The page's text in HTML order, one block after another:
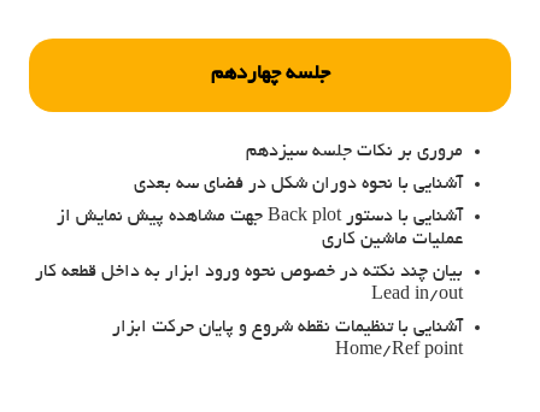
جلسه چهاردهم
مروری بر نکات جلسه سیزدهم
آشنایی با نحوه دوران شکل در فضای سه بعدی
آشنایی با دستور Back plot جهت مشاهده پیش نمایش از
عملیات ماشین کاری
بیان چند نکته در خصوص نحوه ورود ابزار به داخل قطعه کار
Lead in/out
آشنایی با تنظیمات نقطه شروع و پایان حرکت ابزار
Home/Ref point